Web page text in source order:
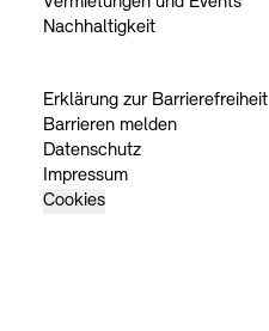
Nachhaltigkeit
Erklärung zur Barrierefreiheit
Barrieren melden
Datenschutz
Impressum
Cookies